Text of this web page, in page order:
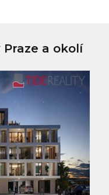
a okolí